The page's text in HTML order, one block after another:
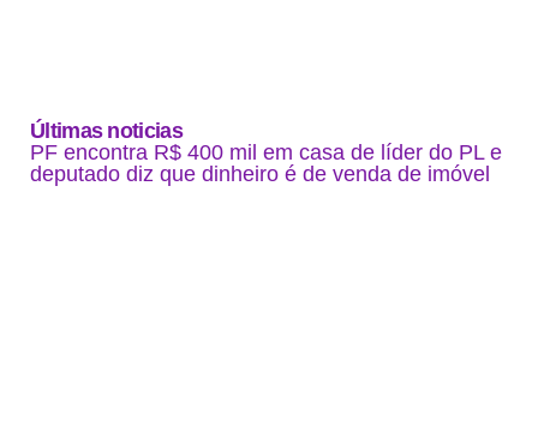
Últimas noticias
PF encontra R$ 400 mil em casa de líder do PL e
deputado diz que dinheiro é de venda de imóvel